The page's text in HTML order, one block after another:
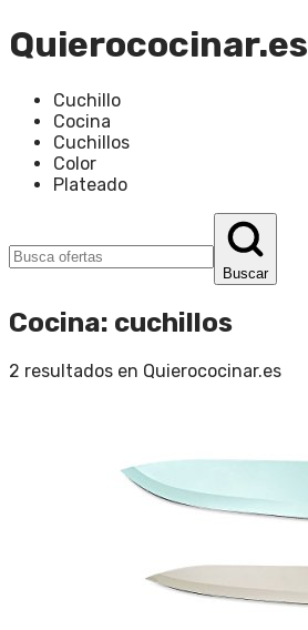
Quierococinar.es
Cuchillo
Cocina
Cuchillos
Color
Plateado
Buscar
Cocina: cuchillos
2 resultados en Quierococinar.es